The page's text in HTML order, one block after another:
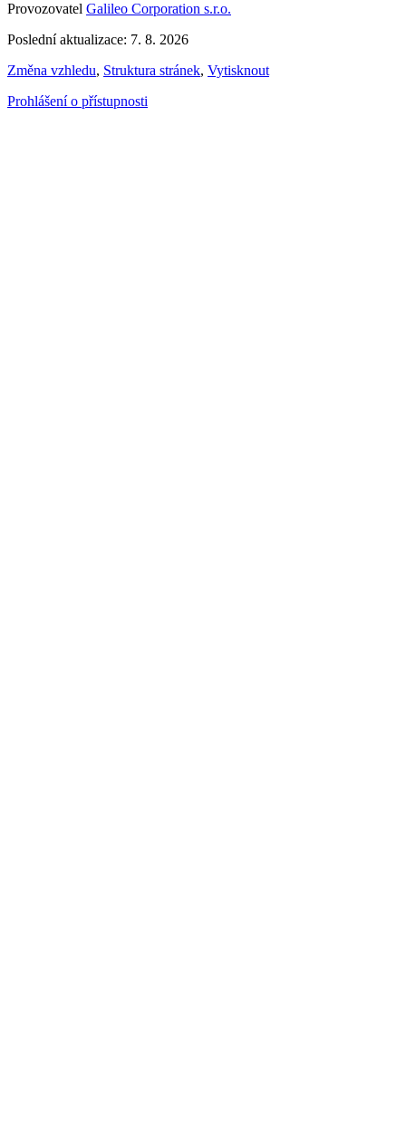
Provozovatel Galileo Corporation s.r.o.
Poslední aktualizace: 7. 8. 2026
Změna vzhledu, Struktura stránek, Vytisknout
Prohlášení o přístupnosti